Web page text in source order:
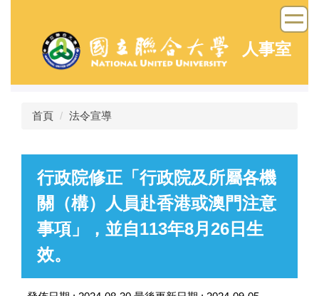
容
人事室
首頁 法令宣導
行政院修正「行政院及所屬各機
關（構）人員赴香港或澳門注意
事項」，並自113年8月26日生
效。